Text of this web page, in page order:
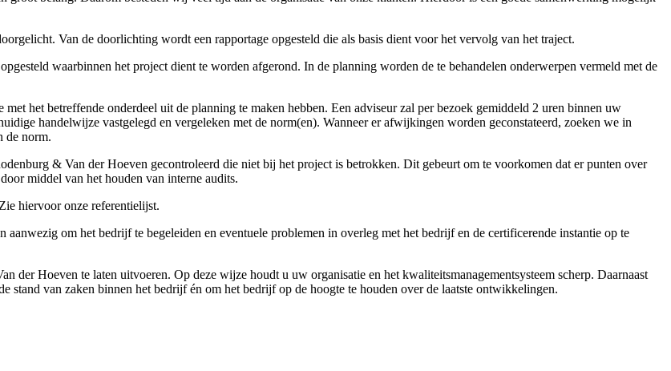
Van de doorlichting wordt een rapportage opgesteld die als basis dient voor het vervolg van het traject.
waarbinnen het project dient te worden afgerond. In de planning worden de te behandelen onderwerpen vermeld met de
het betreffende onderdeel uit de planning te maken hebben. Een adviseur zal per bezoek gemiddeld 2 uren binnen uw
handelwijze vastgelegd en vergeleken met de norm(en). Wanneer er afwijkingen worden geconstateerd, zoeken we in
de norm.
& Van der Hoeven gecontroleerd die niet bij het project is betrokken. Dit gebeurt om te voorkomen dat er punten over
middel van het houden van interne audits.
hiervoor onze referentielijst.
om het bedrijf te begeleiden en eventuele problemen in overleg met het bedrijf en de certificerende instantie op te
der Hoeven te laten uitvoeren. Op deze wijze houdt u uw organisatie en het kwaliteitsmanagementsysteem scherp. Daarnaast
van zaken binnen het bedrijf én om het bedrijf op de hoogte te houden over de laatste ontwikkelingen.